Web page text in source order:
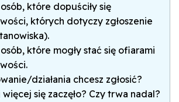
które dopuściły się
których dotyczy zgłoszenie
które mogły stać się ofiarami
działania chcesz zgłosić?
się zaczęło? Czy trwa nadal?